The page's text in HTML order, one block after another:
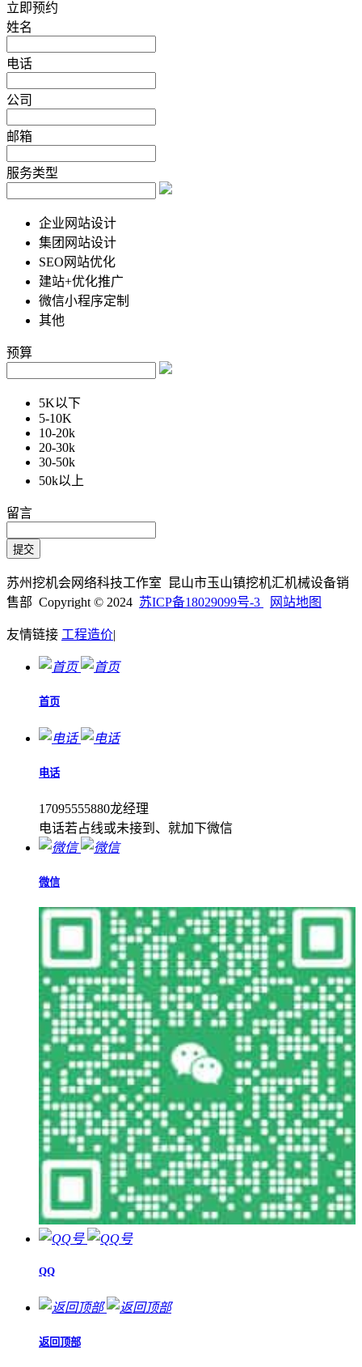
立即预约
姓名
电话
公司
邮箱
服务类型
企业网站设计
集团网站设计
SEO网站优化
建站+优化推广
微信小程序定制
其他
预算
5K以下
5-10K
10-20k
20-30k
30-50k
50k以上
留言
苏州挖机会网络科技工作室 昆山市玉山镇挖机汇机械设备销
售部 Copyright © 2024 苏ICP备18029099号-3 网站地图
友情链接 工程造价|
首页
电话
17095555880龙经理
电话若占线或未接到、就加下微信
微信
QQ
返回顶部